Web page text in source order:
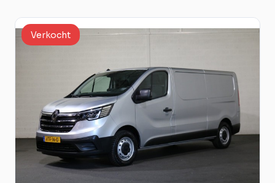
Verkocht